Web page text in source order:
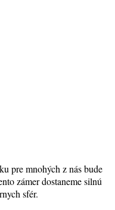
pre mnohých z nás bude
zámer dostaneme silnú
sfér.